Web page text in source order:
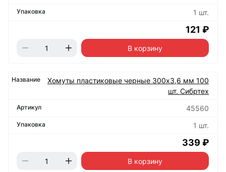
1 шт.
121 ₽
В корзину
Хомуты пластиковые черные 300х3,6 мм 100
шт. Сибртех
45560
1 шт.
339 ₽
В корзину